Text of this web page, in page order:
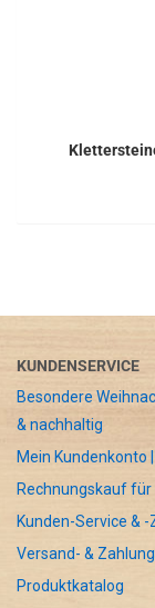
KUNDENSERVICE
Besondere
& nachhaltig
Mein Kundenkonto
Rechnungskauf
Kunden-Service &
Versand- &
Produktkatalog